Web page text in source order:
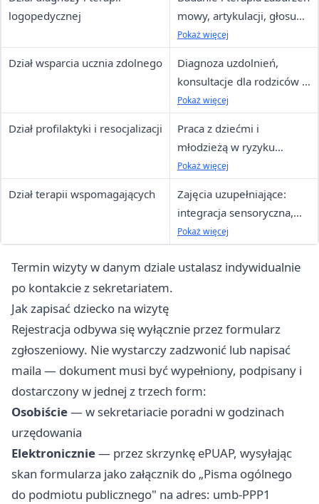
ścieżki edukacyjnej
logopedycznej
mowy, artykulacji, głosu
oraz komunikacji
Pokaż więcej
Dział wsparcia ucznia zdolnego
Diagnoza uzdolnień,
konsultacje dla rodziców i
nauczycieli, programy
Pokaż więcej
Dział profilaktyki i resocjalizacji
Praca z dziećmi i
młodzieżą w ryzyku
wykluczenia, interwencje
środowiskowe
Pokaż więcej
Dział terapii wspomagających
Zajęcia uzupełniające:
integracja sensoryczna,
terapia ręki, trening
umiejętności społecznych
Pokaż więcej
Termin wizyty w danym dziale ustalasz indywidualnie
po kontakcie z sekretariatem.
Jak zapisać dziecko na wizytę
Rejestracja odbywa się wyłącznie przez formularz
zgłoszeniowy. Nie wystarczy zadzwonić lub napisać
maila — dokument musi być wypełniony, podpisany i
dostarczony w jednej z trzech form:
Osobiście— w sekretariacie poradni w godzinach
urzędowania
Elektronicznie— przez skrzynkę ePUAP, wysyłając
skan formularza jako załącznik do „Pisma ogólnego
do podmiotu publicznego" na adres: umb-PPP1